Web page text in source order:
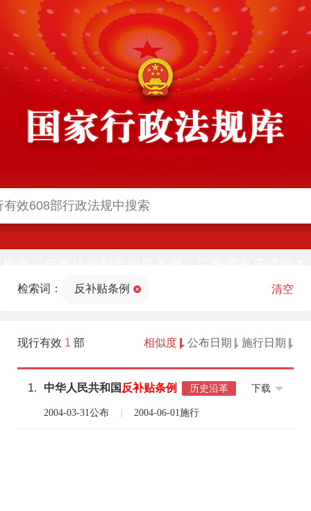
法部官网)同步公布
检索词： 反补贴条例 清空
现行有效 1 部 相似度 公布日期 施行日期
1. 中华人民共和国 反补贴条例 历史沿革
2004-03-31公布 2004-06-01施行
下载